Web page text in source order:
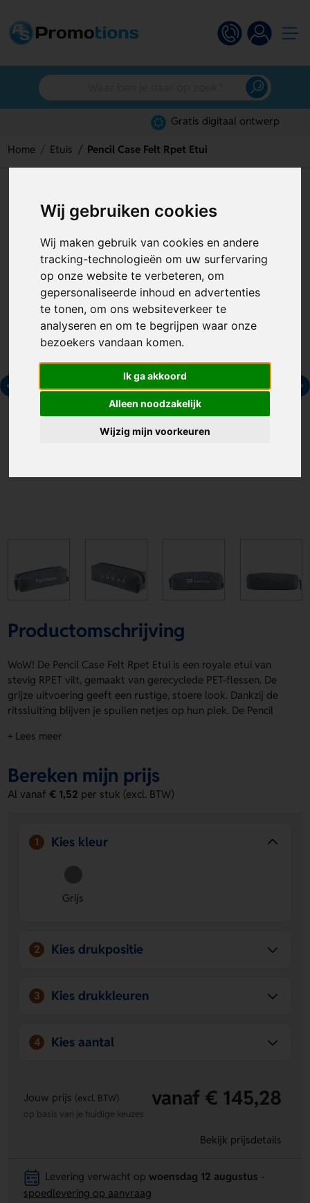
Wij gebruiken cookies
Wij maken gebruik van cookies en andere
tracking-technologieën om uw surfervaring
op onze website te verbeteren, om
gepersonaliseerde inhoud en advertenties
te tonen, om ons websiteverkeer te
analyseren en om te begrijpen waar onze
bezoekers vandaan komen.
Ik ga akkoord
Alleen noodzakelijk
Wijzig mijn voorkeuren
Gratis digitaal ontwerp
Home Etuis Pencil Case Felt Rpet Etui
Artikelnummer:126448
Productomschrijving
WoW! De Pencil Case Felt Rpet Etui is een royale etui van
stevig RPET vilt, gemaakt van gerecyclede PET-flessen. De
grijze uitvoering geeft een rustige, stoere look. Dankzij de
ritssluiting blijven je spullen netjes op hun plek. De Pencil
Laat hem personaliseren op de voorzijde of op product met
op.
Voordelen van de Pencil Case Felt Rpet
Duurzaam materiaal
gerecyclede PET-flessen.
Ruimte en gemak
je essentials.
Persoonlijke bedrukking
+ Lees meer
Bereken mijn prijs
Al vanaf€ 1,52 per stuk (excl. BTW)
1 Kies kleur
Grijs
2 Kies drukpositie
3 Kies drukkleuren
4 Kies aantal
Jouw prijs (excl. BTW) vanaf € 145,28
op basis van je huidige keuzes
Bekijk prijsdetails
Levering verwacht op woensdag 12 augustus
spoedlevering op aanvraag